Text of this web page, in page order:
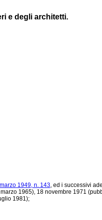
e degli architetti.
1949, n. 143, ed i successivi
1965), 18 novembre 1971
1981);